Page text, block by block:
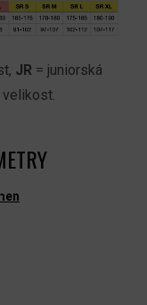
JR = juniorská